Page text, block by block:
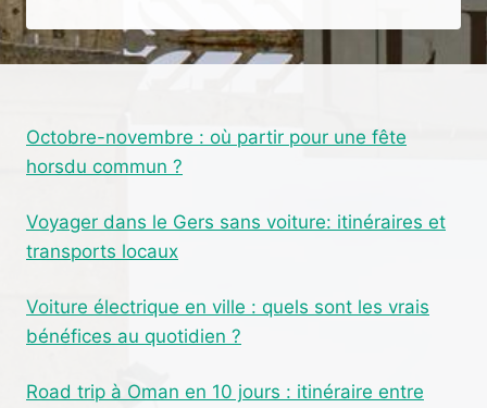
DU
PLASTIQUE
POÊLE
EFFICACEMENT
Octobre-novembre : où partir pour une fête
horsdu commun ?
Voyager dans le Gers sans voiture: itinéraires et
transports locaux
Voiture électrique en ville : quels sont les vrais
bénéfices au quotidien ?
Road trip à Oman en 10 jours : itinéraire entre